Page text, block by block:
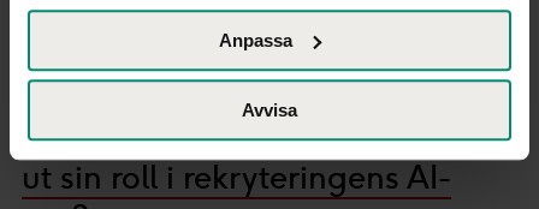
Identifiera din enhet genom att aktivt skanna den
för specifika kännetecken (fingeravtryck)
Ta reda på mer om hur dina personliga uppgifter
behandlas och ställ in dina preferenser i
Du kan ändra eller dra tillbaka ditt samtycke när som
helst från cookie-förklaringen.
Anpassa
Avvisa
Har det personliga brevet spelat
ut sin roll i rekryteringens AI-